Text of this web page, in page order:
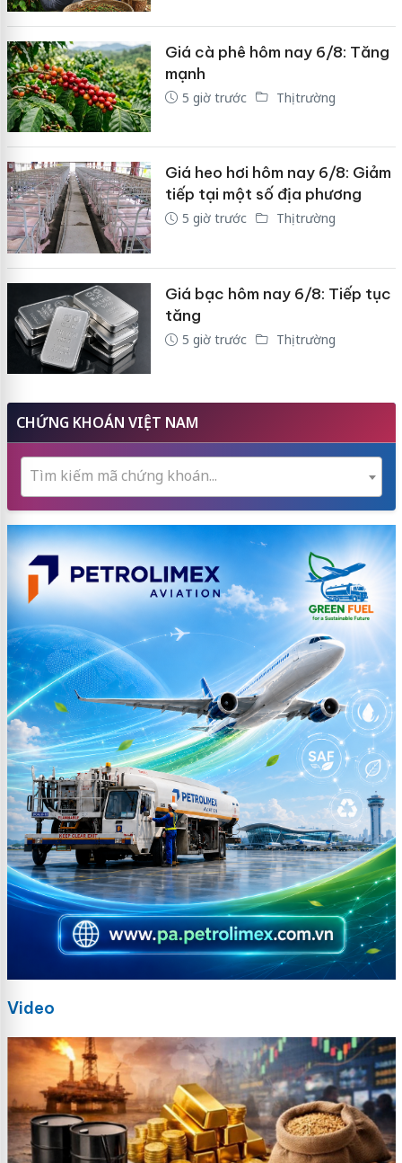
Giá cà phê hôm nay 6/8: Tăng
mạnh
5 giờ trước Thị trường
Giá heo hơi hôm nay 6/8: Giảm
tiếp tại một số địa phương
5 giờ trước Thị trường
Giá bạc hôm nay 6/8: Tiếp tục
tăng
5 giờ trước Thị trường
CHỨNG KHOÁN VIỆT NAM
Tìm kiếm mã chứng khoán...
Video